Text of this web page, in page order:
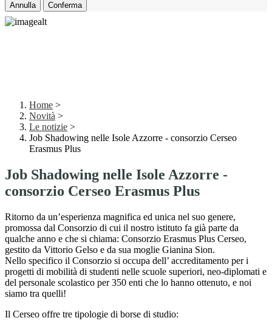
Annulla Conferma
Home >
Novità >
Le notizie >
Job Shadowing nelle Isole Azzorre - consorzio Cerseo
Erasmus Plus
Job Shadowing nelle Isole Azzorre -
consorzio Cerseo Erasmus Plus
Ritorno da un’esperienza magnifica ed unica nel suo genere,
promossa dal Consorzio di cui il nostro istituto fa già parte da
qualche anno e che si chiama: Consorzio Erasmus Plus Cerseo,
gestito da Vittorio Gelso e da sua moglie Gianina Sion.
Nello specifico il Consorzio si occupa dell’ accreditamento per i
progetti di mobilità di studenti nelle scuole superiori, neo-diplomati e
del personale scolastico per 350 enti che lo hanno ottenuto, e noi
siamo tra quelli!
Il Cerseo offre tre tipologie di borse di studio: